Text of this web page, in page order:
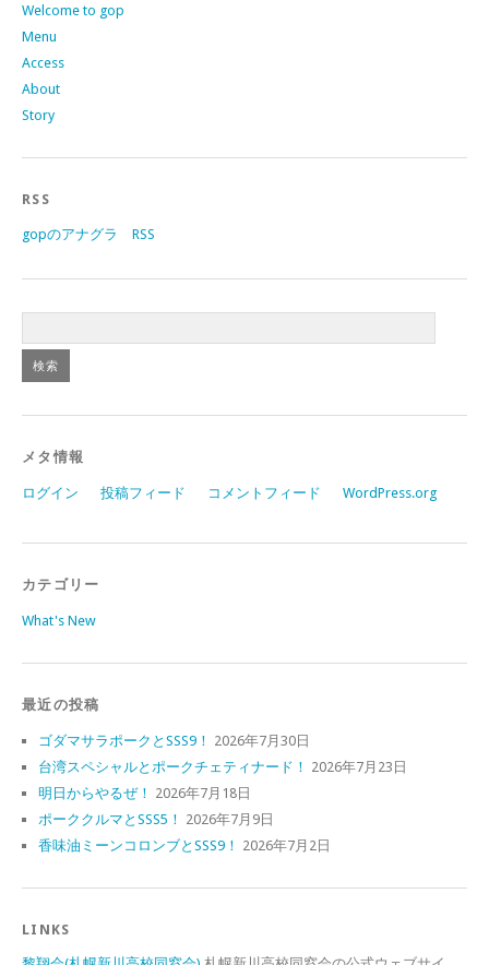
Welcome to gop
Menu
Access
About
Story
RSS
gopのアナグラ RSS
メタ情報
ログイン 投稿フィード コメントフィード WordPress.org
カテゴリー
What's New
最近の投稿
ゴダマサラポークとSSS9！ 2026年7月30日
台湾スペシャルとポークチェティナード！ 2026年7月23日
明日からやるぜ！ 2026年7月18日
ポーククルマとSSS5！ 2026年7月9日
香味油ミーンコロンブとSSS9！ 2026年7月2日
LINKS